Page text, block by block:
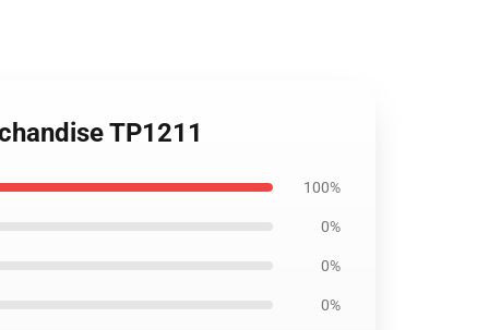
TP1211
100%
0%
0%
0%